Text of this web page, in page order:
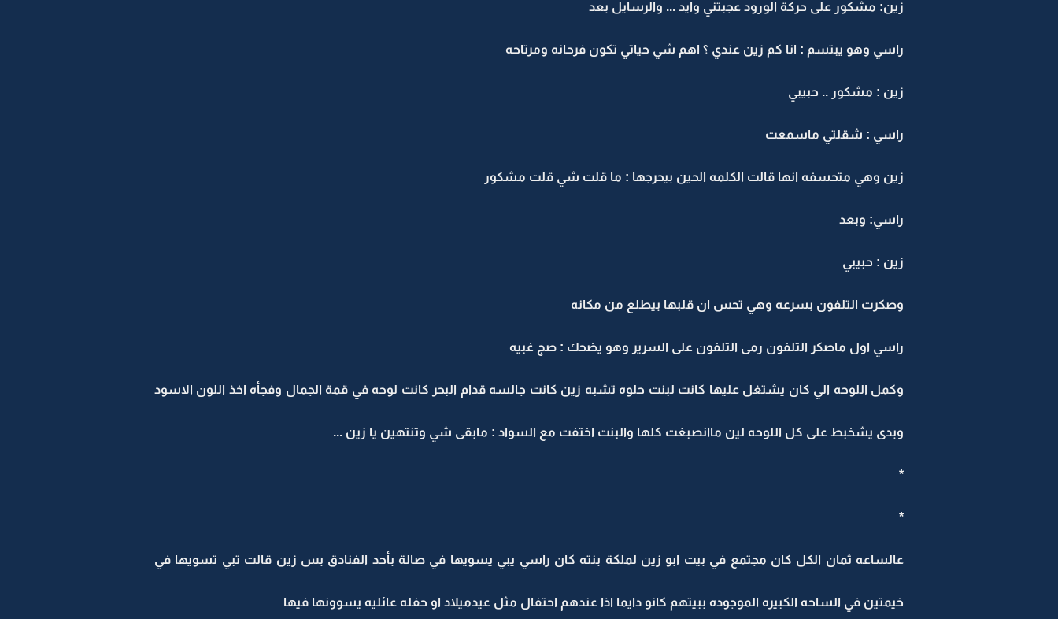
زين: مشكور على حركة الورود عجبتني وايد ... والرسايل بعد
راسي وهو يبتسم : انا كم زين عندي ؟ اهم شي حياتي تكون فرحانه ومرتاحه
زين : مشكور .. حبيبي
راسي : شقلتي ماسمعت
زين وهي متحسفه انها قالت الكلمه الحين بيحرجها : ما قلت شي قلت مشكور
راسي: وبعد
زين : حبيبي
وصكرت التلفون بسرعه وهي تحس ان قلبها بيطلع من مكانه
راسي اول ماصكر التلفون رمى التلفون على السرير وهو يضحك : صج غبيه
وكمل اللوحه الي كان يشتغل عليها كانت لبنت حلوه تشبه زين كانت جالسه قدام البحر كانت لوحه في قمة الجمال وفجأه اخذ اللون الاسود
وبدى يشخبط على كل اللوحه لين ماانصبغت كلها والبنت اختفت مع السواد : مابقى شي وتنتهين يا زين ...
*
*
عالساعه ثمان الكل كان مجتمع في بيت ابو زين لملكة بنته كان راسي يبي يسويها في صالة بأحد الفنادق بس زين قالت تبي تسويها في
خيمتين في الساحه الكبيره الموجوده ببيتهم كانو دايما اذا عندهم احتفال مثل عيدميلاد او حفله عائليه يسوونها فيها